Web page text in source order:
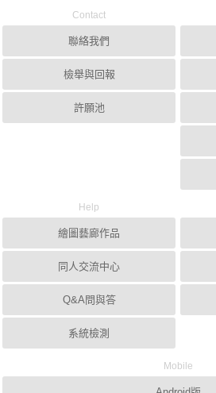
Contact
聯絡我們
檢舉與回報
許願池
Help
繪圖藝廊作品
同人交流中心
Q&A問與答
系統檢測
Mobile